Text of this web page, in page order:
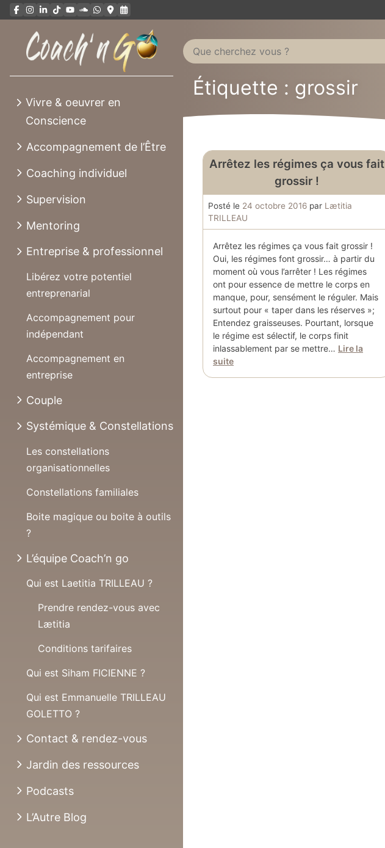
contenu
Vivre & oeuvrer en
Conscience
Accompagnement de l’Être
Coaching individuel
Supervision
Mentoring
Entreprise & professionnel
Libérez votre potentiel
entreprenarial
Accompagnement pour
indépendant
Accompagnement en
entreprise
Couple
Systémique & Constellations
Les constellations
organisationnelles
Constellations familiales
Boite magique ou boite à outils
?
L’équipe Coach’n go
Qui est Laetitia TRILLEAU ?
Prendre rendez-vous avec
Lætitia
Conditions tarifaires
Qui est Siham FICIENNE ?
Qui est Emmanuelle TRILLEAU
GOLETTO ?
Contact & rendez-vous
Jardin des ressources
Podcasts
L’Autre Blog
Étiquette : grossir
Arrêtez les régimes ça vous fait
grossir !
Posté le 24 octobre 2016 par Lætitia
TRILLEAU
Arrêtez les régimes ça vous fait grossir !
Oui, les régimes font grossir… à partir du
moment où vous l’arrêter ! Les régimes
ont pour essence de mettre le corps en
manque, pour, sensément le réguler. Mais
surtout pour « taper dans les réserves »;
Entendez graisseuses. Pourtant, lorsque
le régime est sélectif, le corps finit
inlassablement par se mettre… Lire la
suite